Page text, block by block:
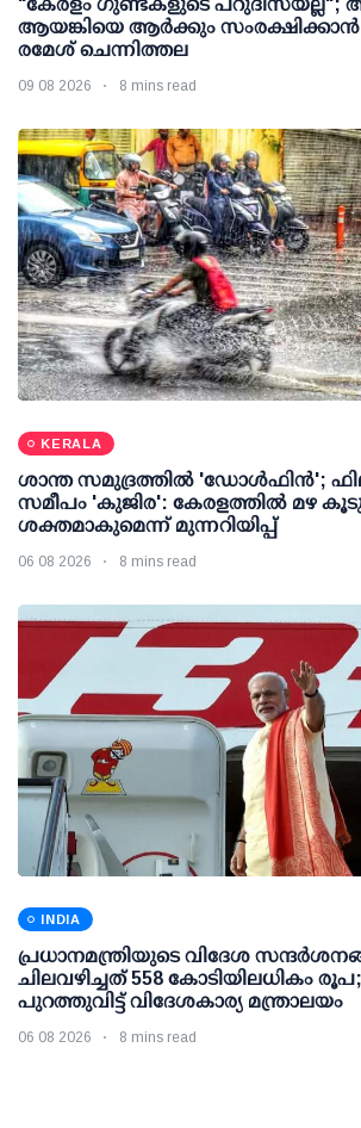
ആയങ്കിയെ ആർക്കും സംരക്ഷിക്കാൻ
രമേശ് ചെന്നിത്തല
09 08 2026 8 mins read
KERALA
ശാന്ത സമുദ്രത്തില്‍ 'ഡോള്‍ഫിന്‍';
സമീപം 'കുജിര': കേരളത്തില്‍ മഴ
ശക്തമാകുമെന്ന് മുന്നറിയിപ്പ്
06 08 2026 8 mins read
INDIA
പ്രധാനമന്ത്രിയുടെ വിദേശ
ചിലവഴിച്ചത് 558 കോടിയിലധികം
പുറത്തുവിട്ട് വിദേശകാര്യ മന്ത്രാലയം
06 08 2026 8 mins read